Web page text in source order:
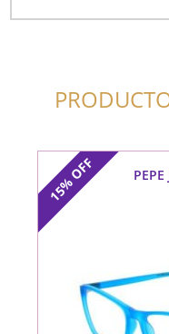
15%
OFF